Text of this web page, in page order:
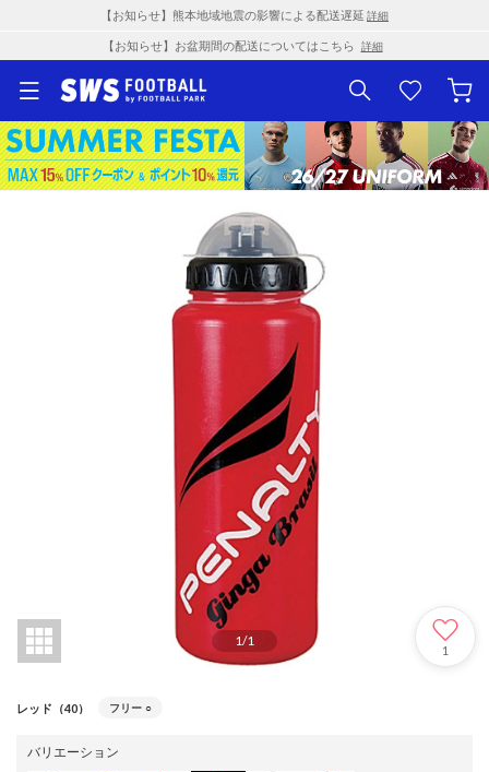
【お知らせ】熊本地域地震の影響による配送遅延 詳細
【お知らせ】お盆期間の配送についてはこちら 詳細
1/1
1
レッド（40） フリー ○
バリエーション